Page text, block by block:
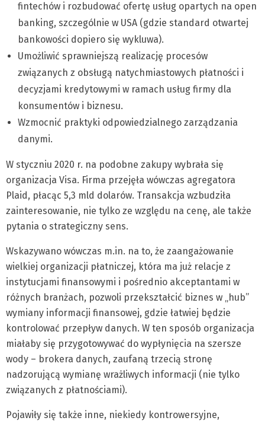
fintechów i rozbudować ofertę usług opartych na open
banking, szczególnie w USA (gdzie standard otwartej
bankowości dopiero się wykluwa).
Umożliwić sprawniejszą realizację procesów
związanych z obsługą natychmiastowych płatności i
decyzjami kredytowymi w ramach usług firmy dla
konsumentów i biznesu.
Wzmocnić praktyki odpowiedzialnego zarządzania
danymi.
W styczniu 2020 r. na podobne zakupy wybrała się
organizacja Visa. Firma przejęła wówczas agregatora
Plaid, płacąc 5,3 mld dolarów. Transakcja wzbudziła
zainteresowanie, nie tylko ze względu na cenę, ale także
pytania o strategiczny sens.
Wskazywano wówczas m.in. na to, że zaangażowanie
wielkiej organizacji płatniczej, która ma już relacje z
instytucjami finansowymi i pośrednio akceptantami w
różnych branżach, pozwoli przekształcić biznes w „hub”
wymiany informacji finansowej, gdzie łatwiej będzie
kontrolować przepływ danych. W ten sposób organizacja
miałaby się przygotowywać do wypłynięcia na szersze
wody – brokera danych, zaufaną trzecią stronę
nadzorującą wymianę wrażliwych informacji (nie tylko
związanych z płatnościami).
Pojawiły się także inne, niekiedy kontrowersyjne,